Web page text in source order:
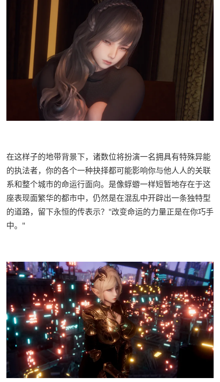
在这样子的地带背景下，诸数位将扮演一名拥具有特殊异能
的执法者，你的各个一种抉择都可能影响你与他人人的关联
系和整个城市的命运行面向。是像蜉蝣一样短暂地存在于这
座表现面繁华的都市中，仍然是在混乱中开辟出一条独特型
的道路，留下永恒的传表示？"改变命运的力量正是在你巧手
中。"